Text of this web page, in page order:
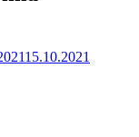
15.10.2021